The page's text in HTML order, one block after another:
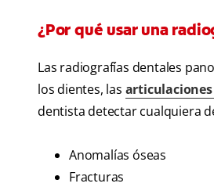
¿Por qué usar una
Las radiografías dentales
los dientes, las
dentista detectar cualquiera
Anomalías óseas
Fracturas